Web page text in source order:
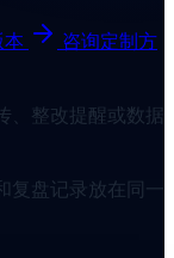
咨询定制方
、整改提醒或数据
复盘记录放在同一